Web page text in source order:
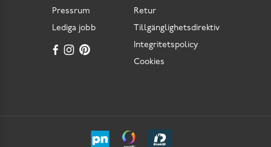
Retur
Tillgänglighetsdirektiv
Integritetspolicy
Cookies
Pressrum
Lediga jobb